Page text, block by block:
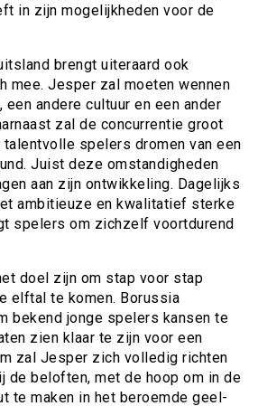
in zijn mogelijkheden voor de
brengt uiteraard ook
mee. Jesper zal moeten wennen
een andere cultuur en een ander
zal de concurrentie groot
spelers dromen van een
Juist deze omstandigheden
aan zijn ontwikkeling. Dagelijks
ambitieuze en kwalitatief sterke
spelers om zichzelf voortdurend
doel zijn om stap voor stap
elftal te komen. Borussia
bekend jonge spelers kansen te
zien klaar te zijn voor een
zal Jesper zich volledig richten
de beloften, met de hoop om in de
te maken in het beroemde geel-